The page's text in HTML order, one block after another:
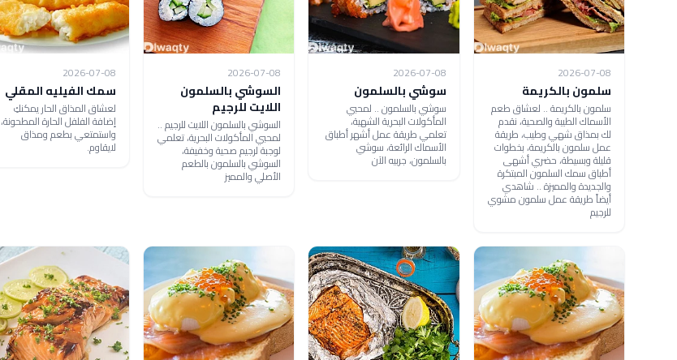
2026-07-08
سلمون بالكريمة
سلمون بالكريمة .. لعشاق طعم
الأسماك الطيبة والصحية، نقدم
لك بمذاق شهي وطيب، طريقة
عمل سلمون بالكريمة، بخطوات
قليلة وبسيطة، حضري أشهى
أطباق سمك السلمون المبتكرة
والجديدة والمميزة .. شاهدي
أيضاً طريقة عمل سلمون مشوي
للرجيم
2026-07-08
سوشي بالسلمون
سوشي بالسلمون .. لمحبي
المأكولات البحرية الشهية،
تعلمي طريقة عمل أشهر أطباق
الأسماك الرائعة، سوشي
بالسلمون، جربيه الآن
2026-07-08
السوشي بالسلمون
اللايت للرجيم
السوشي بالسلمون اللايت للرجيم ..
لمحبي المأكولات البحرية، تعلمي
لوجبة لرجيم صحية وخفيفة،
السوشي بالسلمون بالطعم
الأصلي والمميز
2026-07-08
سمك الفيليه المقلي
لعشاق المذاق الحار يمكنكِ
إضافة الفلفل الحارة المطحونة،
واستمتعي بطعم ومذاق
لايقاوم.